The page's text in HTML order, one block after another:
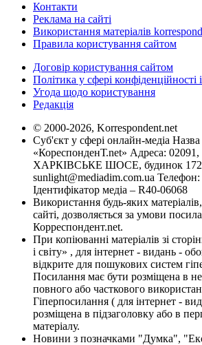
Контакти
Реклама на сайті
Використання матеріалів
Правила користування сайтом
Договір користування сайтом
Політика у сфері
Угода щодо користування
Редакція
© 2000-2026, Korrespondent.net
Суб'єкт у сфері онлайн-медіа
«КореспонденТ.net» Адреса: 02091,
ХАРКІВСЬКЕ ШОСЕ, будинок 172-
sunlight@mediadim.com.ua Телефон:
Ідентифікатор медіа – R40-06068
Використання будь-яких
сайті, дозволяється за умови
Корреспондент.net.
При копіюванні матеріалів зі
і світу» , для інтернет - видань -
відкрите для пошукових систем
Посилання має бути розміщена в
повного або часткового
Гіперпосилання ( для інтернет -
розміщена в підзаголовку або в
матеріалу.
Новини з позначками "Думка",